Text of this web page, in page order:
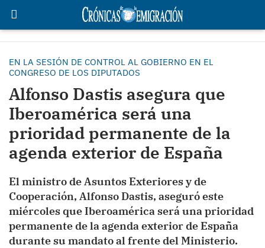
EN LA SESIÓN DE CONTROL AL GOBIERNO EN EL
CONGRESO DE LOS DIPUTADOS
Alfonso Dastis asegura que
Iberoamérica será una
prioridad permanente de la
agenda exterior de España
El ministro de Asuntos Exteriores y de
Cooperación, Alfonso Dastis, aseguró este
miércoles que Iberoamérica será una prioridad
permanente de la agenda exterior de España
durante su mandato al frente del Ministerio.